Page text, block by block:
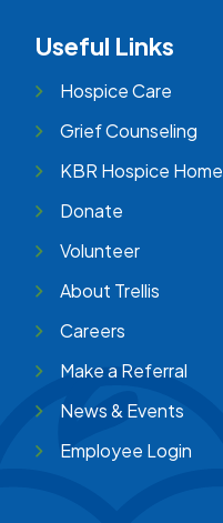
Useful Links
Hospice Care
Grief Counseling
KBR Hospice Home
Donate
Volunteer
About Trellis
Careers
Make a Referral
News & Events
Employee Login